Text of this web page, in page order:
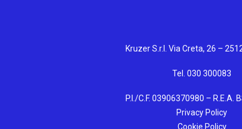
Kruzer S.r.l. Via Creta, 26 –
Tel. 030 300083
P.I./C.F. 03906370980 – R.E.A.
Privacy Policy
Cookie Policy